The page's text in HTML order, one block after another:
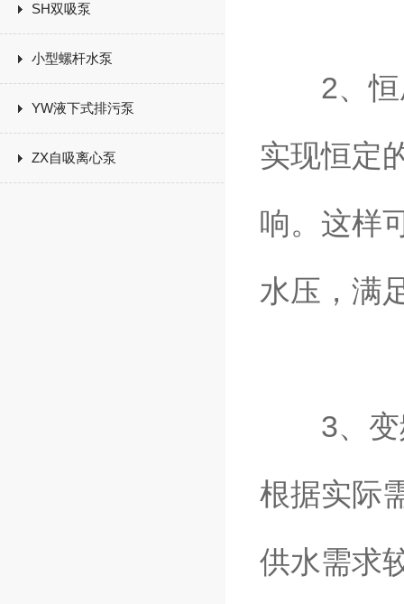
SH双吸泵
小型螺杆水泵
YW液下式排污泵
ZX自吸离心泵
2、恒压
实现恒定
响。这样
水压，满
3、变频
根据实际
供水需求